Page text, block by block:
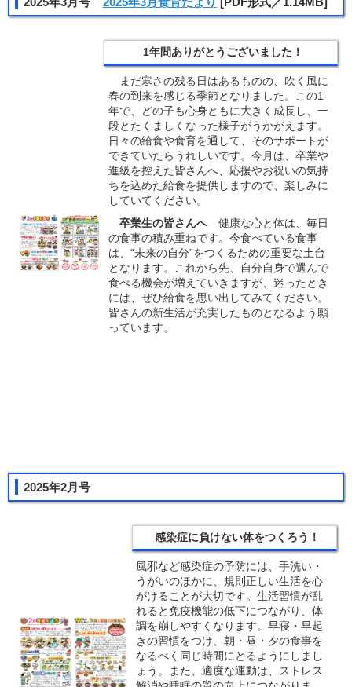
1年間ありがとうございました！
まだ寒さの残る日はあるものの、吹く風に
春の到来を感じる季節となりました。この1
年で、どの子も心身ともに大きく成長し、一
段とたくましくなった様子がうかがえます。
日々の給食や食育を通して、そのサポートが
できていたらうれしいです。今月は、卒業や
進級を控えた皆さんへ、応援やお祝いの気持
ちを込めた給食を提供しますので、楽しみに
していてください。
卒業生の皆さんへ 健康な心と体は、毎日
の食事の積み重ねです。今食べている食事
は、“未来の自分”をつくるための重要な土台
となります。これから先、自分自身で選んで
食べる機会が増えていきますが、迷ったとき
には、ぜひ給食を思い出してみてください。
皆さんの新生活が充実したものとなるよう願
っています。
2025年2月号
感染症に負けない体をつくろう！
風邪など感染症の予防には、手洗い・
うがいのほかに、規則正しい生活を心
がけることが大切です。生活習慣が乱
れると免疫機能の低下につながり、体
調を崩しやすくなります。早寝・早起
きの習慣をつけ、朝・昼・夕の食事を
なるべく同じ時間にとるようにしまし
ょう。また、適度な運動は、ストレス